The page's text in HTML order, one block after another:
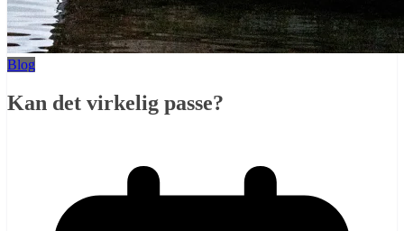
Blog
Kan det virkelig passe?